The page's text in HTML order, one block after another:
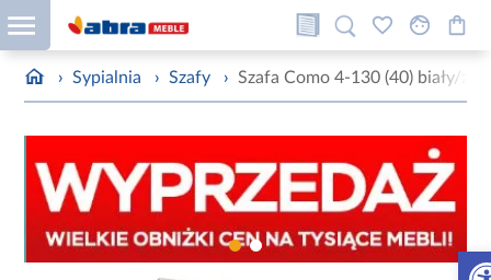
› Sypialnia › Szafy › Szafa Como 4-130 (40) biały/